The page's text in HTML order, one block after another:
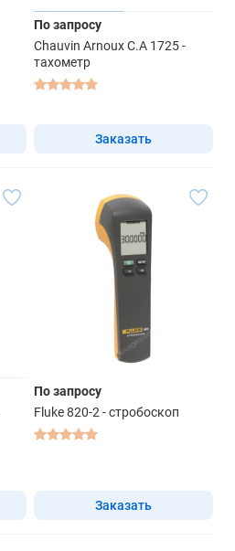
По запросу
Chauvin Arnoux C.A 1725 -
тахометр
Заказать
По запросу
Fluke 820-2 - стробоскоп
Заказать